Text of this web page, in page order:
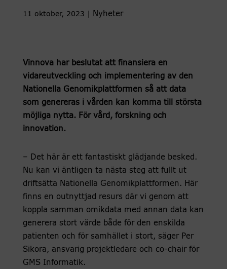
11 oktober, 2023 Nyheter
Vinnova har beslutat att finansiera en
vidareutveckling och implementering av den
Nationella Genomikplattformen så att data
som genereras i vården kan komma till största
möjliga nytta. För vård, forskning och
innovation.
– Det här är ett fantastiskt glädjande besked.
Nu kan vi äntligen ta nästa steg att fullt ut
driftsätta Nationella Genomikplattformen. Här
finns en outnyttjad resurs där vi genom att
koppla samman omikdata med annan data kan
generera stort värde både för den enskilda
patienten och för samhället i stort, säger Per
Sikora, ansvarig projektledare och co-chair för
GMS Informatik.